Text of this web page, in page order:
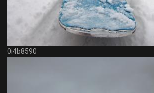
0i4b8590